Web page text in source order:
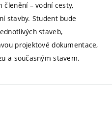
členění – vodní cesty,
stavby. Student bude
staveb,
projektové dokumentace,
a současným stavem.